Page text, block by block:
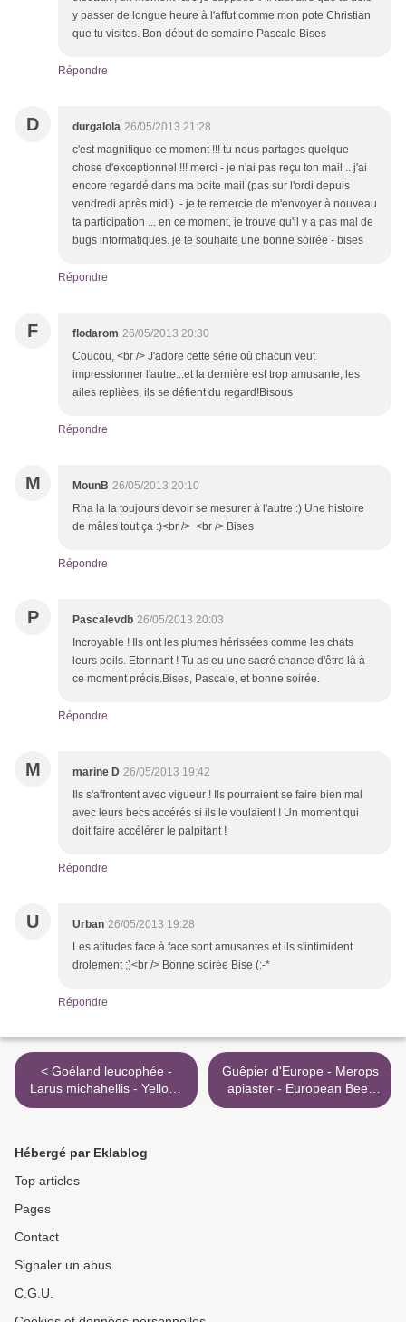
y passer de longue heure à l'affut comme mon pote Christian
que tu visites. Bon début de semaine Pascale Bises
Répondre
D durgalola 26/05/2013 21:28
c'est magnifique ce moment !!! tu nous partages quelque
chose d'exceptionnel !!! merci - je n'ai pas reçu ton mail .. j'ai
encore regardé dans ma boite mail (pas sur l'ordi depuis
vendredi après midi) - je te remercie de m'envoyer à nouveau
ta participation ... en ce moment, je trouve qu'il y a pas mal de
bugs informatiques. je te souhaite une bonne soirée - bises
Répondre
F flodarom 26/05/2013 20:30
Coucou, <br /> J'adore cette série où chacun veut
impressionner l'autre...et la dernière est trop amusante, les
ailes replièes, ils se défient du regard!Bisous
Répondre
M MounB 26/05/2013 20:10
Rha la la toujours devoir se mesurer à l'autre :) Une histoire
de mâles tout ça :)<br /> <br /> Bises
Répondre
P Pascalevdb 26/05/2013 20:03
Incroyable ! Ils ont les plumes hérissées comme les chats
leurs poils. Etonnant ! Tu as eu une sacré chance d'être là à
ce moment précis.Bises, Pascale, et bonne soirée.
Répondre
M marine D 26/05/2013 19:42
Ils s'affrontent avec vigueur ! Ils pourraient se faire bien mal
avec leurs becs accérés si ils le voulaient ! Un moment qui
doit faire accélérer le palpitant !
Répondre
U Urban 26/05/2013 19:28
Les atitudes face à face sont amusantes et ils s'intimident
drolement ;)<br /> Bonne soirée Bise (:-*
Répondre
< Goéland leucophée -
Larus michahellis - Yellow-
legged Gull
Guêpier d'Europe - Merops
apiaster - European Bee-
eater >
Hébergé par Eklablog
Top articles
Pages
Contact
Signaler un abus
C.G.U.